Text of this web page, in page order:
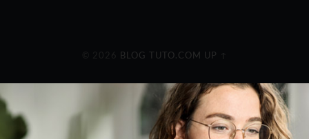
BLOG TUTO.COM UP ↑